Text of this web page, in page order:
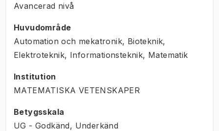
Avancerad nivå
Huvudområde
Automation och mekatronik, Bioteknik,
Elektroteknik, Informationsteknik, Matematik
Institution
MATEMATISKA VETENSKAPER
Betygsskala
UG - Godkänd, Underkänd